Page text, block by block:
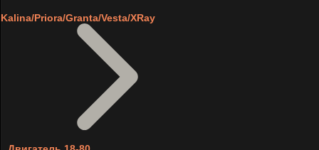
Kalina/Priora/Granta/Vesta/XRay